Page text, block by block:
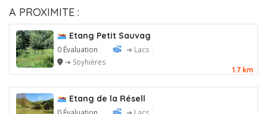
A PROXIMITE :
Etang Petit Sauvag
0 Évaluation
➔ Lacs
➔ Soyhières
1.7 km
Etang de la Résell